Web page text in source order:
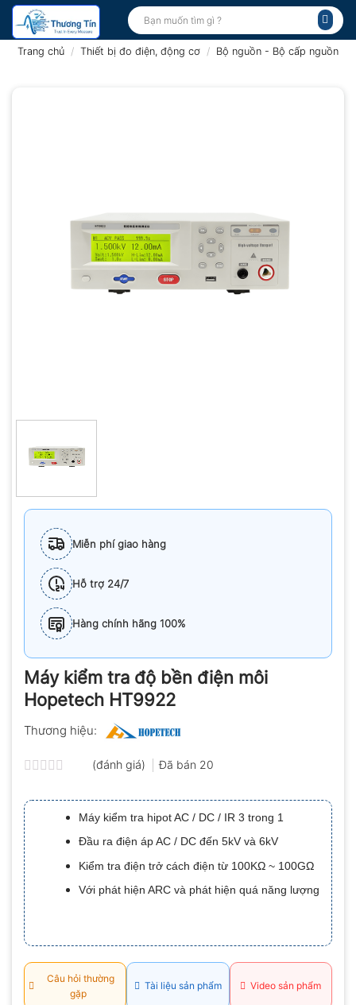
Bỏ
qua
Tìm
kiếm:
Trang chủ / Thiết bị đo điện, động cơ / Bộ nguồn - Bộ cấp nguồn
Miễn phí giao hàng
Hỗ trợ 24/7
Hàng chính hãng 100%
Máy kiểm tra độ bền điện môi
Hopetech HT9922
Thương hiệu:
xếp
hạng
0.0
5
sao
(đánh giá) Đã bán 20
Máy kiểm tra hipot AC / DC / IR 3 trong 1
Đầu ra điện áp AC / DC đến 5kV và 6kV
Kiểm tra điện trở cách điện từ 100KΩ ~ 100GΩ
Với phát hiện ARC và phát hiện quá năng lượng
Câu hỏi thường
gặp
Tài liệu sản phẩm Video sản phẩm